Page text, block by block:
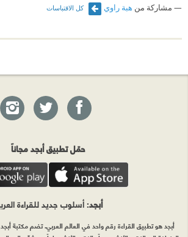
مشاركة من هبة راوي كل الاقتباسات
حمّل تطبيق أبجد مجاناً
أبجد: أسلوب جديد للقراءة
أبجد هو تطبيق القراءة رقم واحد في العالم العربي. تضم مكتبة